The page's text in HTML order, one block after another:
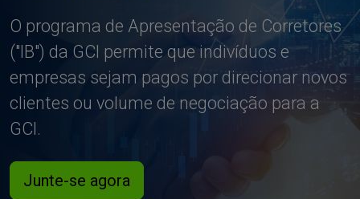
O programa de Apresentação de Corretores
("IB") da GCI permite que indivíduos e
empresas sejam pagos por direcionar novos
clientes ou volume de negociação para a
GCI.
Junte-se agora